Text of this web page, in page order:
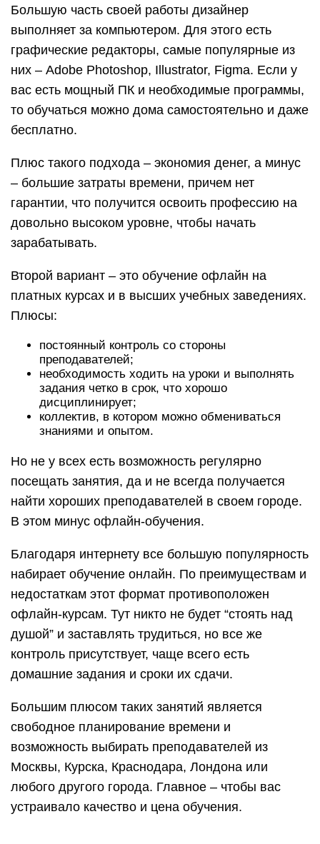
Большую часть своей работы дизайнер
выполняет за компьютером. Для этого есть
графические редакторы, самые популярные из
них – Adobe Photoshop, Illustrator, Figma. Если у
вас есть мощный ПК и необходимые программы,
то обучаться можно дома самостоятельно и даже
бесплатно.
Плюс такого подхода – экономия денег, а минус
– большие затраты времени, причем нет
гарантии, что получится освоить профессию на
довольно высоком уровне, чтобы начать
зарабатывать.
Второй вариант – это обучение офлайн на
платных курсах и в высших учебных заведениях.
Плюсы:
постоянный контроль со стороны
преподавателей;
необходимость ходить на уроки и выполнять
задания четко в срок, что хорошо
дисциплинирует;
коллектив, в котором можно обмениваться
знаниями и опытом.
Но не у всех есть возможность регулярно
посещать занятия, да и не всегда получается
найти хороших преподавателей в своем городе.
В этом минус офлайн-обучения.
Благодаря интернету все большую популярность
набирает обучение онлайн. По преимуществам и
недостаткам этот формат противоположен
офлайн-курсам. Тут никто не будет “стоять над
душой” и заставлять трудиться, но все же
контроль присутствует, чаще всего есть
домашние задания и сроки их сдачи.
Большим плюсом таких занятий является
свободное планирование времени и
возможность выбирать преподавателей из
Москвы, Курска, Краснодара, Лондона или
любого другого города. Главное – чтобы вас
устраивало качество и цена обучения.